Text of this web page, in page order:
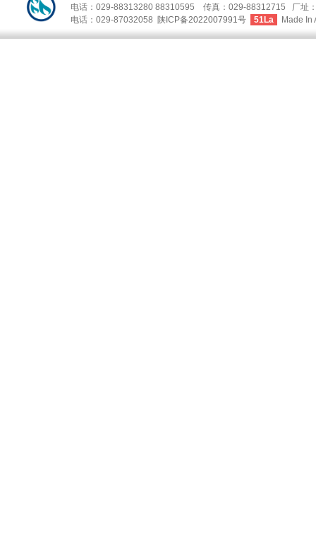
电话：029-88313280 88310595 传真：029-88312715 厂址
电话：029-87032058 陕ICP备2022007991号 51La Made In